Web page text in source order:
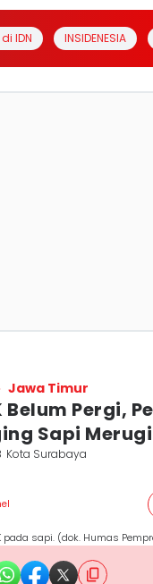
IDN INSIDENESIA
Jawa Timur
Belum Pergi,
Sapi Merugi
Kota Surabaya
sapi. (dok. Humas